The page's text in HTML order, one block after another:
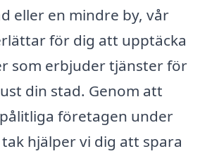
eller en mindre by, vår
för dig att upptäcka
som erbjuder tjänster för
din stad. Genom att
företagen under
hjälper vi dig att spara